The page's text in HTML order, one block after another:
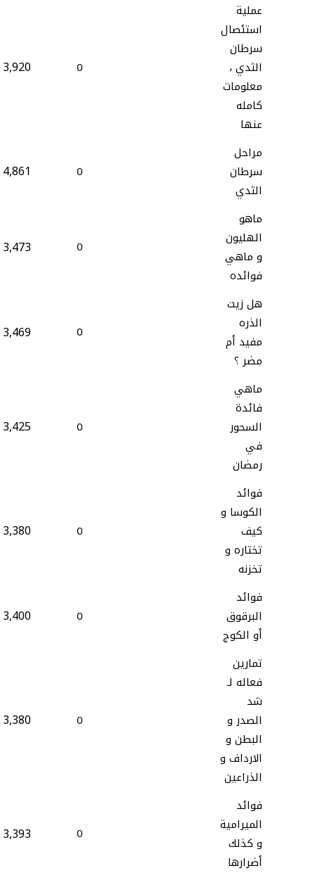
عملية
استئصال
سرطان
الثدي ،
معلومات
كامله
عنها
0
3,920
مراحل
سرطان
الثدي
0
4,861
ماهو
الهليون
و ماهي
فوائده
0
3,473
هل زيت
الذره
مفيد أم
مضر ؟
0
3,469
ماهي
فائدة
السحور
في
رمضان
0
3,425
فوائد
الكوسا و
كيف
تختاره و
تخزنه
0
3,380
فوائد
البرقوق
أو الكوج
0
3,400
تمارين
فعاله لـ
شد
الصدر و
البطن و
الارداف و
الذراعين
0
3,380
فوائد
الميرامية
و كذلك
أضرارها
0
3,393